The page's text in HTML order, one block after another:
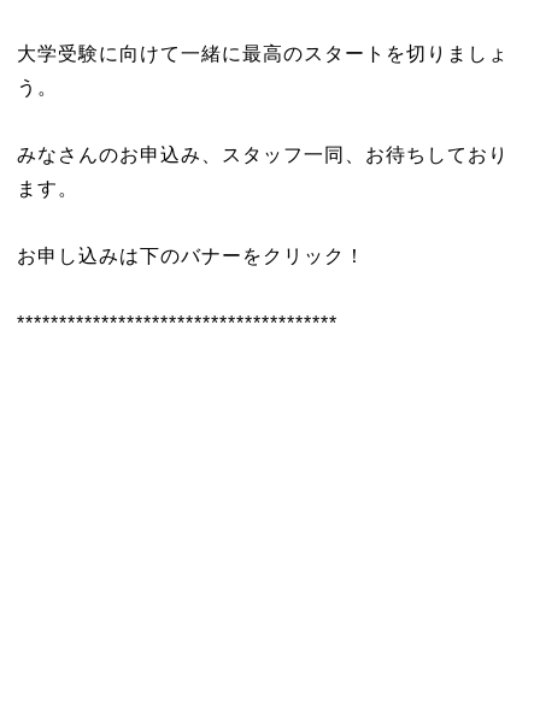
大学受験に向けて一緒に最高のスタートを切りましょ
う。
みなさんのお申込み、スタッフ一同、お待ちしており
ます。
お申し込みは下のバナーをクリック！
**************************************